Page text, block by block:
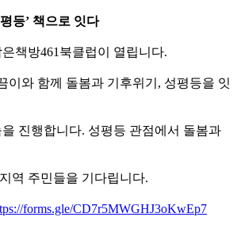
등’ 책으로 잇다
책방461북클럽이 열립니다.
이와 함께 돌봄과 기후위기, 성평등을 잇
진행합니다. 성평등 관점에서 돌봄과
역 주민들을 기다립니다.
forms.gle/CD7r5MWGHJ3oKwEp7